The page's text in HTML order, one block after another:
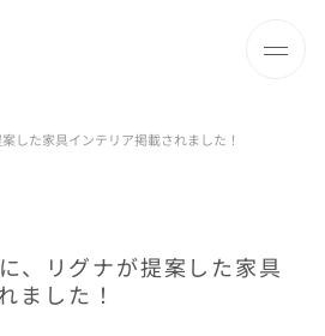
した家具インテリア掲載されました！
、リグナが提案した家具
ました！